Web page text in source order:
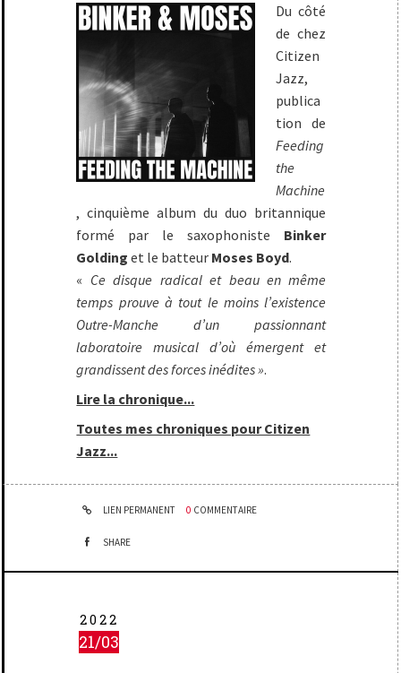
Du côté
de chez
Citizen
Jazz,
publica
tion de
Feeding
the
Machine
, cinquième album du duo britannique
formé par le saxophoniste Binker
Golding et le batteur Moses Boyd.
« Ce disque radical et beau en même
temps prouve à tout le moins l’existence
Outre-Manche d’un passionnant
laboratoire musical d’où émergent et
grandissent des forces inédites ».
Lire la chronique...
Toutes mes chroniques pour Citizen
Jazz...
LIEN PERMANENT 0 COMMENTAIRE
SHARE
2022
21/03